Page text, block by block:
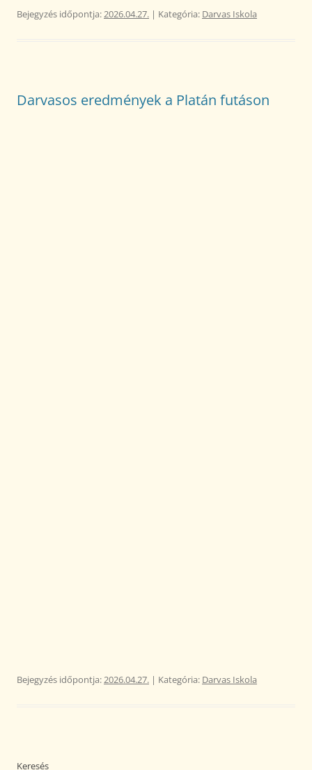
Bejegyzés időpontja:2026.04.27. | Kategória: Darvas Iskola
Darvasos eredmények a Platán futáson
Bejegyzés időpontja:2026.04.27. | Kategória: Darvas Iskola
Keresés